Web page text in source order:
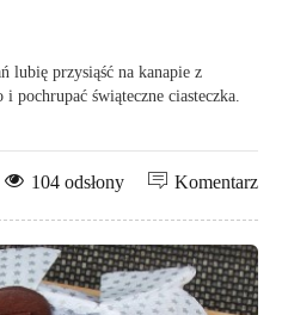
lubię przysiąść na kanapie z
pochrupać świąteczne ciasteczka.
Komentarz
104 odsłony